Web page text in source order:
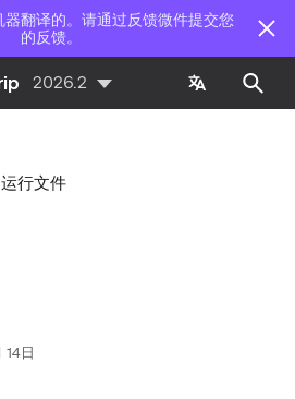
翻译的。请通过反馈微件提交您
的反馈。
2026.2
运行文件
日